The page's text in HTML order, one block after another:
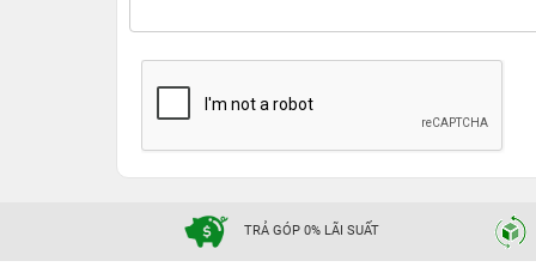
TRẢ GÓP 0% LÃI SUẤT